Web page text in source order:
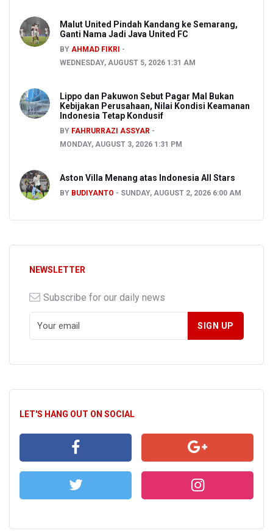
Malut United Pindah Kandang ke Semarang,
Ganti Nama Jadi Java United FC
BY AHMAD FIKRI
WEDNESDAY, AUGUST 5, 2026 1:31 AM
Lippo dan Pakuwon Sebut Pagar Mal Bukan
Kebijakan Perusahaan, Nilai Kondisi Keamanan
Indonesia Tetap Kondusif
BY FAHRURRAZI ASSYAR
MONDAY, AUGUST 3, 2026 1:31 PM
Aston Villa Menang atas Indonesia All Stars
BY BUDIYANTO SUNDAY, AUGUST 2, 2026 6:00 AM
NEWSLETTER
Subscribe for our daily news
LET'S HANG OUT ON SOCIAL